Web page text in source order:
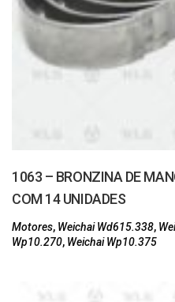
1063 – BRONZINA DE
COM 14 UNIDADES
Motores, Weichai Wd615.338,
Wp10.270, Weichai Wp10.375